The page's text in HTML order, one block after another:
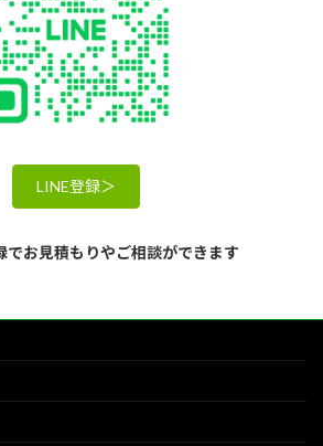
LINE登録＞
でお見積もりやご相談ができます